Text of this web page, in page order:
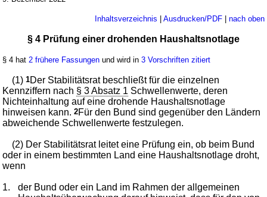
Inhaltsverzeichnis | Ausdrucken/PDF| nach oben
§ 4 Prüfung einer drohenden Haushaltsnotlage
§ 4 hat 2 frühere Fassungen und wird in3 Vorschriften zitiert
(1)1Der Stabilitätsrat beschließt für die einzelnen
Kennziffern nach § 3 Absatz 1 Schwellenwerte, deren
Nichteinhaltung auf eine drohende Haushaltsnotlage
hinweisen kann.2Für den Bund sind gegenüber den Ländern
abweichende Schwellenwerte festzulegen.
(2) Der Stabilitätsrat leitet eine Prüfung ein, ob beim Bund
oder in einem bestimmten Land eine Haushaltsnotlage droht,
wenn
1.
der Bund oder ein Land im Rahmen der allgemeinen